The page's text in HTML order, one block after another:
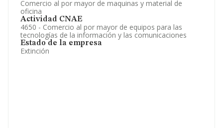
Comercio al por mayor de maquinas y material de
oficina
Actividad CNAE
4650 - Comercio al por mayor de equipos para las
tecnologías de la información y las comunicaciones
Estado de la empresa
Extinción